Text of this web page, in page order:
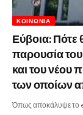
ΚΟΙΝΩΝΊΑ
Εύβοια: Πότε
παρουσία
και του νέου
των οποίων
Όπως αποκάλυψε το